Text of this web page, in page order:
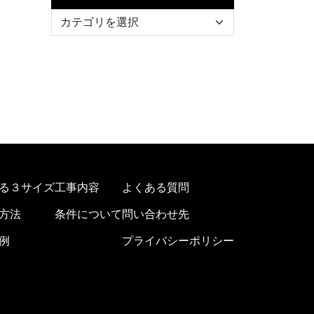
３サイズ
法
工事内容
条件について
よくある質問
問い合わせ先
プライバシーポリシー